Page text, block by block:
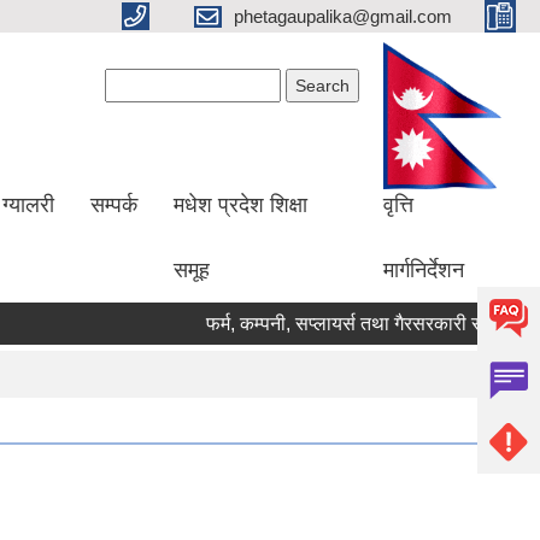
phetagaupalika@gmail.com
ग्यालरी सम्पर्क मधेश प्रदेश शिक्षा
समूह
वृत्ति
मार्गनिर्देशन
फर्म, कम्पनी, सप्लायर्स तथा गैरसरकारी संस्थाहरु